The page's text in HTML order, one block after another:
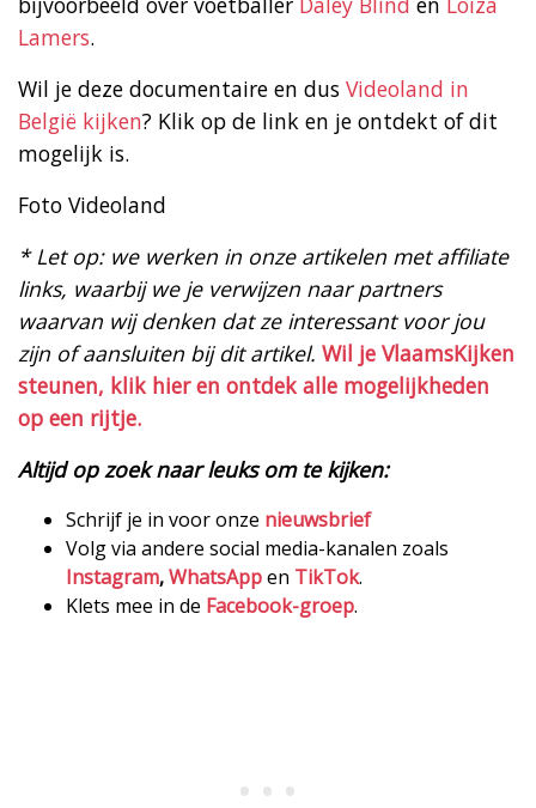
Lamers.
Wil je deze documentaire en dus Videoland in
België kijken? Klik op de link en je ontdekt of dit
mogelijk is.
Foto Videoland
* Let op: we werken in onze artikelen met affiliate
links, waarbij we je verwijzen naar partners
waarvan wij denken dat ze interessant voor jou
zijn of aansluiten bij dit artikel. Wil je VlaamsKijken
steunen, klik hier en ontdek alle mogelijkheden
op een rijtje.
Altijd op zoek naar leuks om te kijken:
Schrijf je in voor onze nieuwsbrief
Volg via andere social media-kanalen zoals
Instagram,WhatsAppen TikTok.
Klets mee in de Facebook-groep.